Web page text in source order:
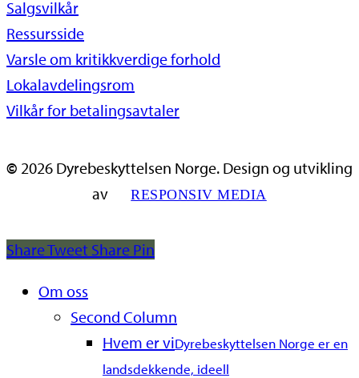
Salgsvilkår
Ressursside
Varsle om kritikkverdige forhold
Lokalavdelingsrom
Vilkår for betalingsavtaler
© 2026 Dyrebeskyttelsen Norge. Design og utvikling
av
RESPONSIV MEDIA
ShareTweet Share Pin
MenuOm oss
Second Column
Hvem er viDyrebeskyttelsen Norge er en
landsdekkende, ideell